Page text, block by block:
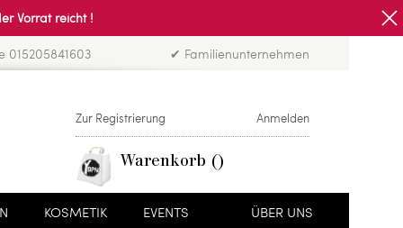
Vorrat reicht !
015205841603 ✔ Familienunternehmen
Zur Registrierung Anmelden
Warenkorb
KOSMETIK EVENTS ÜBER UNS